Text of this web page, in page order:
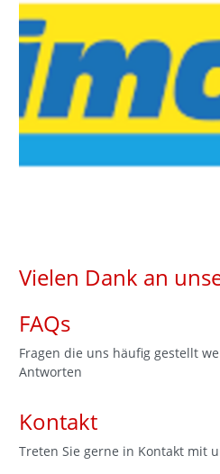
Vielen Dank an
FAQs
Fragen die uns häufig gestellt
Antworten
Kontakt
Treten Sie gerne in Kontakt mit